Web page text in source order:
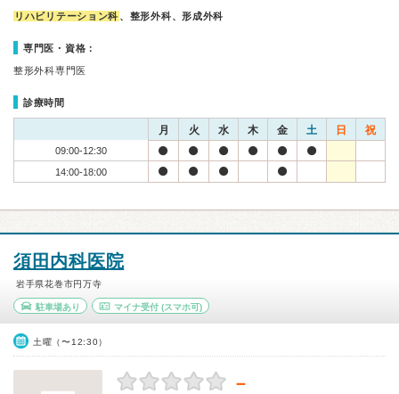
リハビリテーション科 、整形外科、形成外科
専門医・資格：
整形外科専門医
診療時間
月 火 水 木 金 土 日 祝
09:00-12:30
14:00-18:00
須田内科医院
岩手県花巻市円万寺
駐車場あり マイナ受付(スマホ可)
土曜（〜12:30）
－